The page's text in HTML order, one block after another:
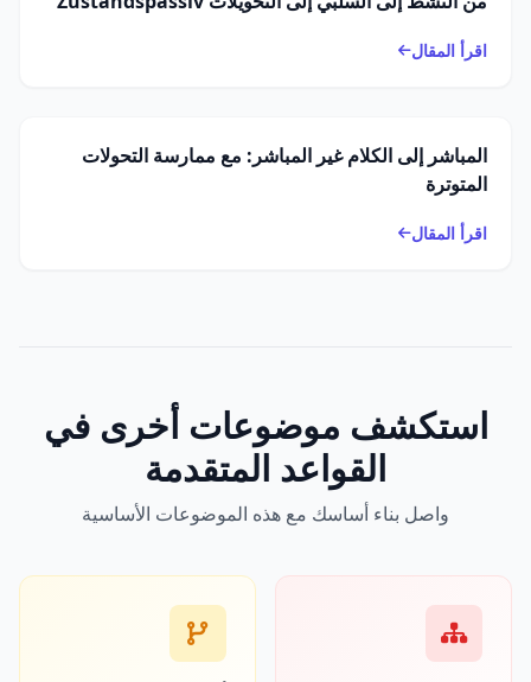
اقرأ المقال
المباشر إلى الكلام غير المباشر: مع ممارسة التحولات
المتوترة
اقرأ المقال
استكشف موضوعات أخرى في
القواعد المتقدمة
واصل بناء أساسك مع هذه الموضوعات الأساسية